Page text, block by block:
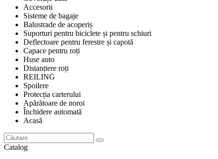
Accesorii
Sisteme de bagaje
Balustrade de acoperiș
Suporturi pentru biciclete și pentru schiuri
Deflectoare pentru ferestre și capotă
Capace pentru roți
Huse auto
Distanțiere roți
REILING
Spoilere
Protecția carterului
Apărătoare de noroi
Închidere automată
Acasă
Catalog